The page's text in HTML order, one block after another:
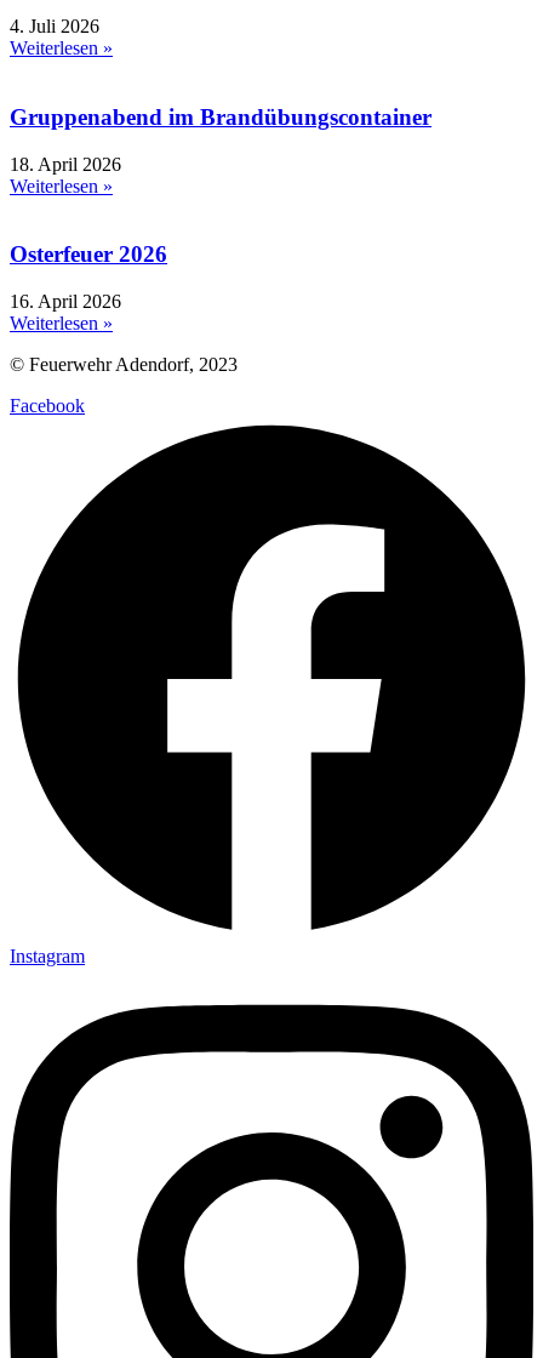
4. Juli 2026
Weiterlesen »
Gruppenabend im Brandübungscontainer
18. April 2026
Weiterlesen »
Osterfeuer 2026
16. April 2026
Weiterlesen »
© Feuerwehr Adendorf, 2023
Facebook
Instagram